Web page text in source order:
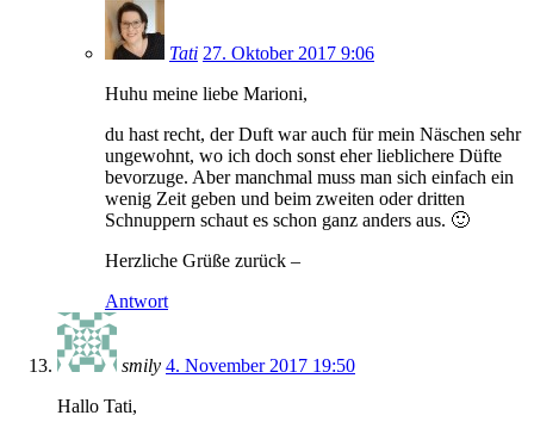
Tati 27. Oktober 2017 9:06
Huhu meine liebe Marioni,
du hast recht, der Duft war auch für mein Näschen sehr
ungewohnt, wo ich doch sonst eher lieblichere Düfte
bevorzuge. Aber manchmal muss man sich einfach ein
wenig Zeit geben und beim zweiten oder dritten
Schnuppern schaut es schon ganz anders aus. 🙂
Herzliche Grüße zurück –
Antwort
smily 4. November 2017 19:50
Hallo Tati,